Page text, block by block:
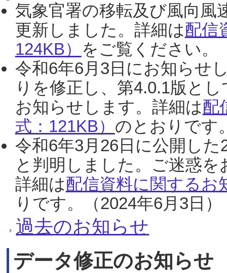
気象官署の移転及び風向風
更新しました。詳細は配信
124KB） をご覧ください。
令和6年6月3日にお知らせ
りを修正し、第4.0.1版と
お知らせします。詳細は配
式：121KB） のとおりです
令和6年3月26日に公開し
と判明しました。ご迷惑
詳細は配信資料に関するお
りです。（2024年6月3日）
過去のお知らせ
データ修正のお知らせ